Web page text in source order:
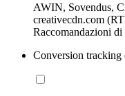
AWIN, Sovendus,
creativecdn.com
Raccomandazioni
Conversion tracking